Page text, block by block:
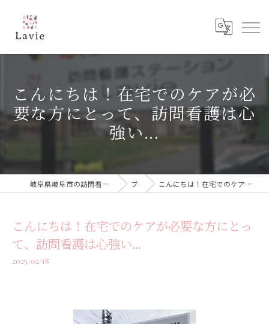
こんにちは！在宅でのケアが必
要な方にとって、訪問看護は心
強い...
岐阜県岐阜市の訪問看護なら訪問看護ステーション Lavie ブログ こんにちは！在宅でのケアが必要な方にとって、訪問看護は心強い...
こんにちは！在宅でのケアが必要な方にとっ
て、訪問看護は心強い...
2025/02/18